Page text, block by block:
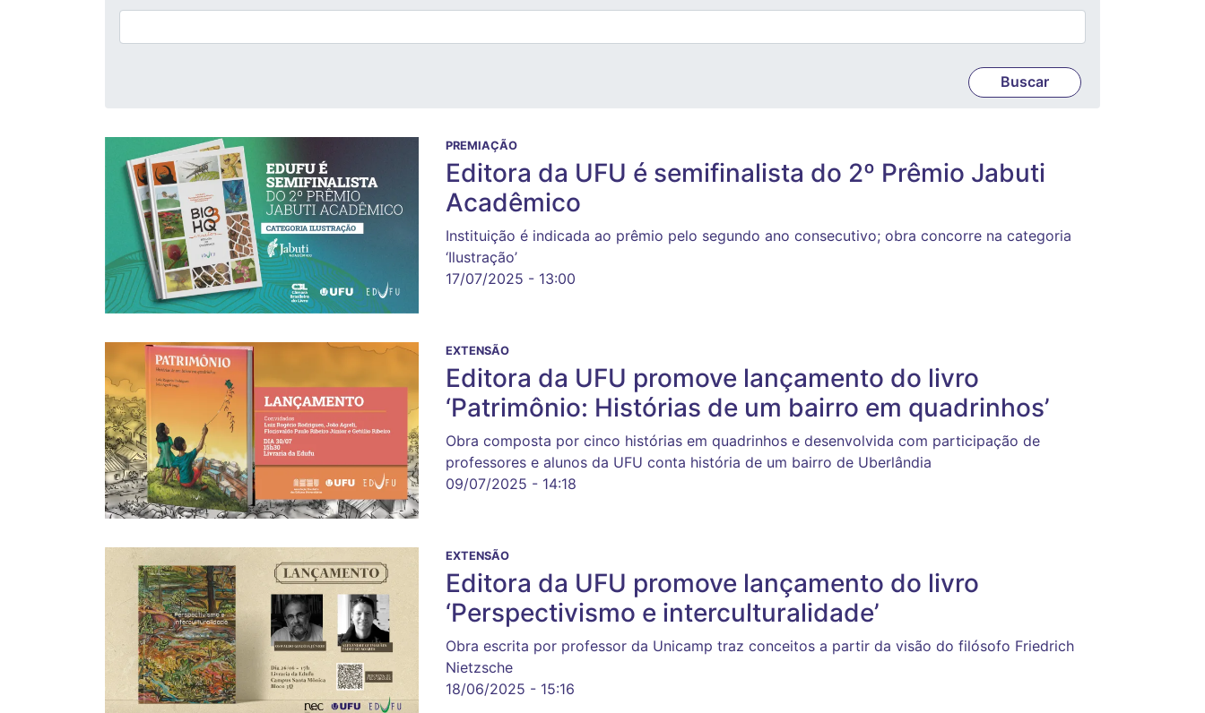
PREMIAÇÃO
Editora da UFU é semifinalista do 2º Prêmio Jabuti
Acadêmico
Instituição é indicada ao prêmio pelo segundo ano consecutivo; obra concorre na categoria
‘Ilustração’
17/07/2025 - 13:00
EXTENSÃO
Editora da UFU promove lançamento do livro
‘Patrimônio: Histórias de um bairro em quadrinhos’
Obra composta por cinco histórias em quadrinhos e desenvolvida com participação de
professores e alunos da UFU conta história de um bairro de Uberlândia
09/07/2025 - 14:18
EXTENSÃO
Editora da UFU promove lançamento do livro
‘Perspectivismo e interculturalidade’
Obra escrita por professor da Unicamp traz conceitos a partir da visão do filósofo Friedrich
Nietzsche
18/06/2025 - 15:16